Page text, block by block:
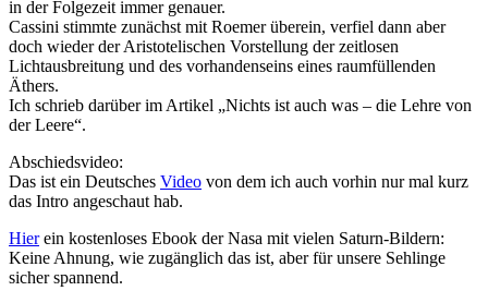
in der Folgezeit immer genauer.
Cassini stimmte zunächst mit Roemer überein, verfiel dann aber
doch wieder der Aristotelischen Vorstellung der zeitlosen
Lichtausbreitung und des vorhandenseins eines raumfüllenden
Äthers.
Ich schrieb darüber im Artikel „Nichts ist auch was – die Lehre von
der Leere“.
Abschiedsvideo:
Das ist ein Deutsches Video von dem ich auch vorhin nur mal kurz
das Intro angeschaut hab.
Hierein kostenloses Ebook der Nasa mit vielen Saturn-Bildern:
Keine Ahnung, wie zugänglich das ist, aber für unsere Sehlinge
sicher spannend.